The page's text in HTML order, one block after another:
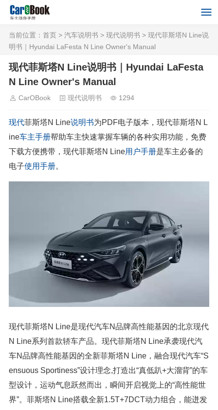
当前位置： 首页 > 汽车说明书 > 现代说明书 > 现代菲斯塔N Line说
明书｜Hyundai LaFesta N Line Owner's Manual
现代菲斯塔N Line说明书｜Hyundai LaFesta
N Line Owner's Manual
CarOBook 现代说明书 1294
现代菲斯塔N Line说明书为PDF电子版本，现代菲斯塔N L
ine车主手册帮助车主快速掌握车辆的各种实用功能，免费
下载方便携带，现代菲斯塔N Line用户手册是车主必备的
电子使用手册。
现代菲斯塔N Line是现代汽车N品牌高性能基因的北京现代
N Line系列首款轿车产品。现代菲斯塔N Line承袭现代汽
车N品牌高性能基因的全新菲斯塔N Line，融合现代汽车“S
ensuous Sportiness”设计理念,打造出“真低趴+大溜背”的车
型设计，运动气息跃然而出，瞬间开启视觉上的“高性能世
界”。菲斯塔N Line搭载全新1.5T+7DCT动力组合，能迸发